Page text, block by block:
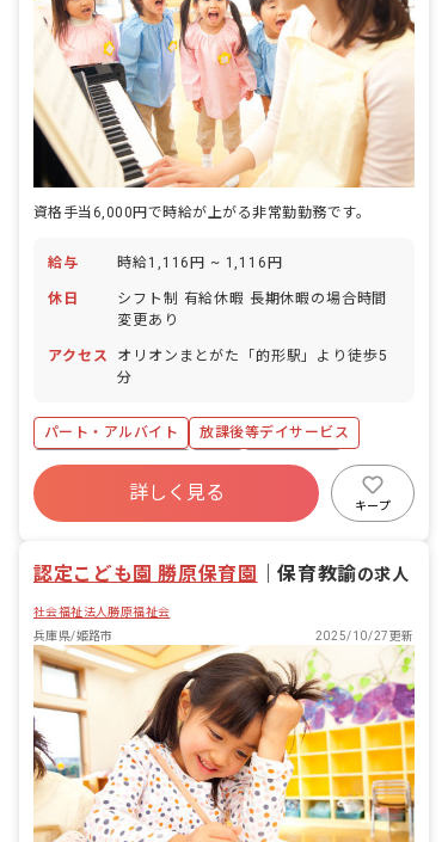
資格手当6,000円で時給が上がる非常勤勤務です。
給与 時給1,116円 ~ 1,116円
休日
シフト制 有給休暇 長期休暇の場合時間
変更あり
アクセス
オリオンまとがた「的形駅」より徒歩5
分
パート・アルバイト
放課後等デイサービス
ボーナス・賞与あり
有給
退職金制度
昇給昇進あり
社会福祉法人
詳しく見る
キープ
認定こども園 勝原保育園 ｜保育教諭の求人
社会福祉法人勝原福祉会
兵庫県/姫路市
2025/10/27更新